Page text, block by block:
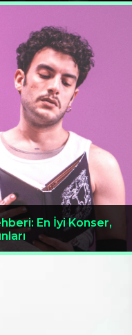
En İyi Konser,